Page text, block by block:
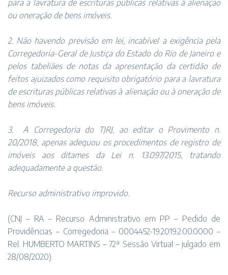
para a lavratura de escrituras públicas relativas à alienação
ou oneração de bens imóveis.
2. Não havendo previsão em lei, incabível a exigência pela
Corregedoria-Geral de Justiça do Estado do Rio de Janeiro e
pelos tabeliães de notas da apresentação da certidão de
feitos ajuizados como requisito obrigatório para a lavratura
de escrituras públicas relativas à alienação ou à oneração de
bens imóveis.
3.
A Corregedoria do TJRJ, ao editar o Provimento n.
20/2018, apenas adequou os procedimentos de registro de
imóveis aos ditames da Lei n. 13.097/2015, tratando
adequadamente a questão.
Recurso administrativo improvido.
(CNJ – RA – Recurso Administrativo em PP – Pedido de
Providências – Corregedoria – 0004452-19.2019.2.00.0000 –
Rel. HUMBERTO MARTINS – 72ª Sessão Virtual – julgado em
28/08/2020).